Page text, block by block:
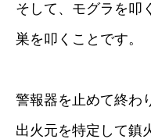
そして、モグラを叩
巣を叩くことです。
警報器を止めて終わ
出火元を特定して鎮